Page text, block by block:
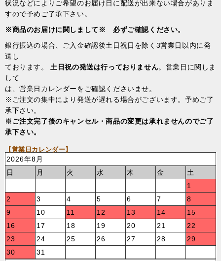
状況などによりご希望のお届け日に配送が出来ない場合がありま
すので予めご了承下さい。
※商品のお届けに関しまして※ 必ずご確認ください。
銀行振込の場合、ご入金確認後土日祝日を除く3営業日以内に発
送し
ております。 土日祝の発送は行っておりません。営業日に関しま
して
は、営業日カレンダーをご確認くださいませ。
※ご注文の集中により発送が遅れる場合がございます。予めご了
承下さい。
※ご注文完了後のキャンセル・商品の変更は承れませんのでご了
承下さい。
【営業日カレンダー】
2026年8月
日
月 火 水 木 金
土
1
2
3 4 5 6 7
8
9
10 11 12 13 14
15
16
17 18 19 20 21
22
23
24 25 26 27 28
29
30
31